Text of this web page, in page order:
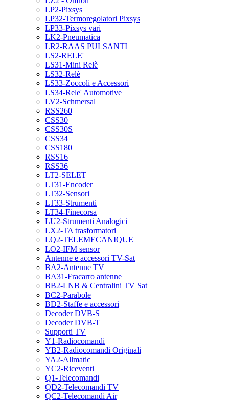
LP2-Pixsys
LP32-Termoregolatori Pixsys
LP33-Pixsys vari
LK2-Pneumatica
LR2-RAAS PULSANTI
LS2-RELE'
LS31-Mini Relè
LS32-Relè
LS33-Zoccoli e Accessori
LS34-Rele' Automotive
LV2-Schmersal
RSS260
CSS30
CSS30S
CSS34
CSS180
RSS16
RSS36
LT2-SELET
LT31-Encoder
LT32-Sensori
LT33-Strumenti
LT34-Finecorsa
LU2-Strumenti Analogici
LX2-TA trasformatori
LQ2-TELEMECANIQUE
LO2-IFM sensor
Antenne e accessori TV-Sat
BA2-Antenne TV
BA31-Fracarro antenne
BB2-LNB & Centralini TV Sat
BC2-Parabole
BD2-Staffe e accessori
Decoder DVB-S
Decoder DVB-T
Supporti TV
Y1-Radiocomandi
YB2-Radiocomandi Originali
YA2-Allmatic
YC2-Riceventi
Q1-Telecomandi
QD2-Telecomandi TV
QC2-Telecomandi Air